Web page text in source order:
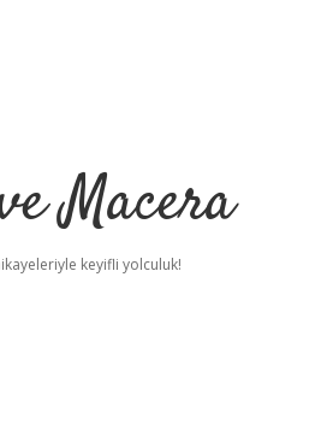
Macera
keyifli yolculuk!